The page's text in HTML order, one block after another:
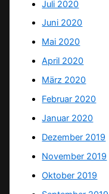
Juli 2020
Juni 2020
Mai 2020
April 2020
März 2020
Februar 2020
Januar 2020
Dezember 2019
November 2019
Oktober 2019